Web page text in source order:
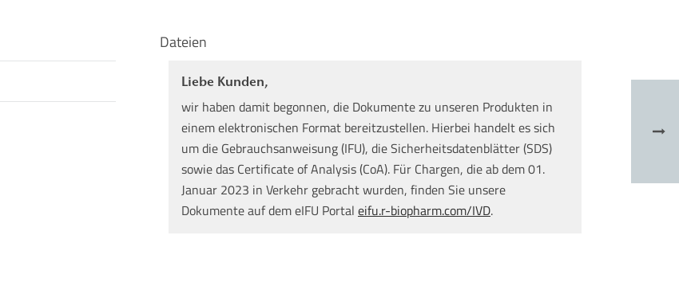
Dateien
Liebe Kunden,
wir haben damit begonnen, die Dokumente zu unseren Produkten in
einem elektronischen Format bereitzustellen. Hierbei handelt es sich
um die Gebrauchsanweisung (IFU), die Sicherheitsdatenblätter (SDS)
sowie das Certificate of Analysis (CoA). Für Chargen, die ab dem 01.
Januar 2023 in Verkehr gebracht wurden, finden Sie unsere
Dokumente auf dem eIFU Portal eifu.r-biopharm.com/IVD.